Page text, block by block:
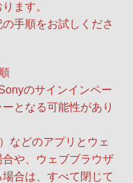
ます。
手順をお試しくださ
のサインインペー
となる可能性があり
などのアプリとウェ
や、ウェブブラウザ
合は、すべて閉じて